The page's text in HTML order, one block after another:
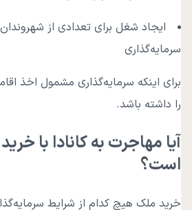
ایجاد شغل برای تعدادی از
سرمایه‌گذاری
برای اینکه سرمایه‌گذاری مشمول اخذ
را داشته باشد.
آیا مهاجرت به کانادا با
است؟
خرید ملک هیچ کدام از شرایط